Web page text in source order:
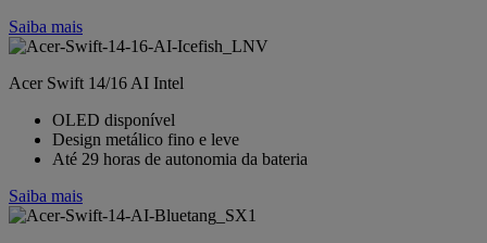
Saiba mais
Acer Swift 14/16 AI Intel
OLED disponível
Design metálico fino e leve
Até 29 horas de autonomia da bateria
Saiba mais